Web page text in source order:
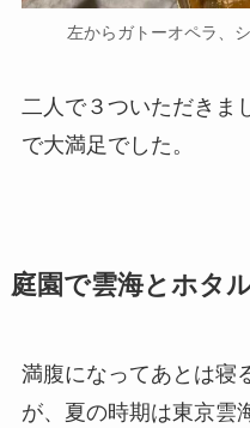
左からガトーオペラ、
二人で３ついただきま
で大満足でした。
庭園で雲海とホタ
満腹になってあとは寝
が、夏の時期は東京雲